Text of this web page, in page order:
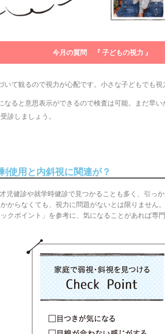
今月の質問 『 子どもの視力 』
いて観るので視力が心配です。小さな子どもでも視
なると意思表示ができるので検査は可能。まだ早い
診しましょう。
使用と内斜視に関連が？
児健診や就学時健診で見つかることも多く、引っ
からなくても、視力に問題がないとは限りません
クポイント」を参考に、気になることがあれば専